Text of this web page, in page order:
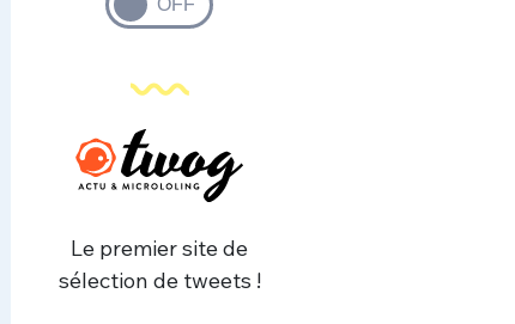
Le premier site de
sélection de tweets !